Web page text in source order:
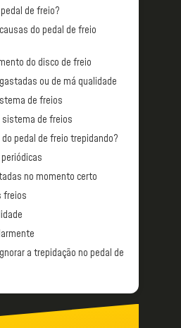
de freio?
do pedal de freio
do disco de freio
ou de má qualidade
de freios
sistema de freios
pedal de freio trepidando?
no momento certo
freios
a trepidação no pedal de